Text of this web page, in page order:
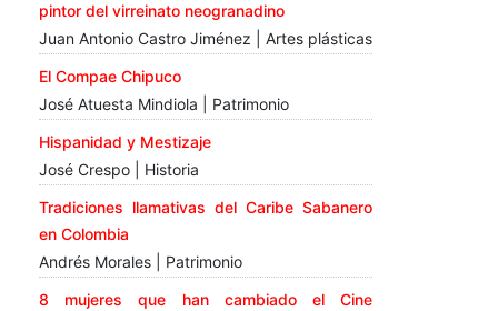
pintor del virreinato neogranadino
Juan Antonio Castro Jiménez | Artes plásticas
El Compae Chipuco
José Atuesta Mindiola | Patrimonio
Hispanidad y Mestizaje
José Crespo | Historia
Tradiciones llamativas del Caribe Sabanero
en Colombia
Andrés Morales | Patrimonio
8 mujeres que han cambiado el Cine